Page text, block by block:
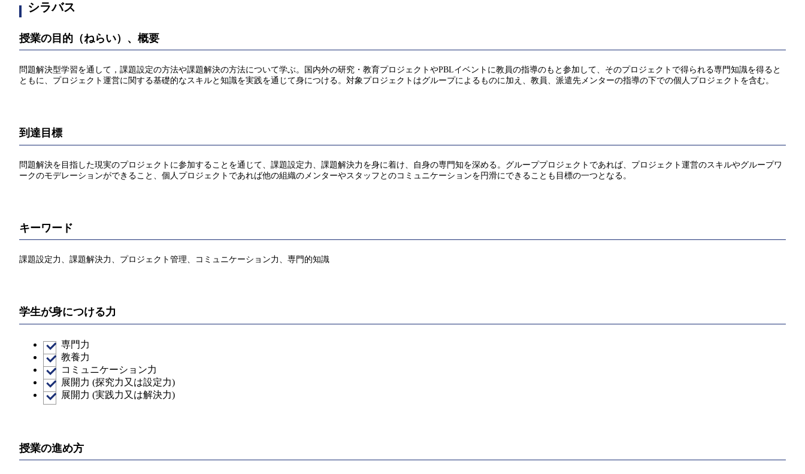
シラバス
授業の目的（ねらい）、概要
問題解決型学習を通して，課題設定の⽅法や課題解決の⽅法について学ぶ。国内外の研究・教育プロジェクトやPBLイベントに教員の指導のもと参加して、そのプロジェクトで得られる専⾨知識を得ると
ともに、プロジェクト運営に関する基礎的なスキルと知識を実践を通じて⾝につける。対象プロジェクトはグループによるものに加え、教員、派遣先メンターの指導の下での個⼈プロジェクトを含む。
到達目標
問題解決を⽬指した現実のプロジェクトに参加することを通じて、課題設定⼒、課題解決⼒を⾝に着け、⾃⾝の専⾨知を深める。グループプロジェクトであれば、プロジェクト運営のスキルやグループワ
ークのモデレーションができること、個⼈プロジェクトであれば他の組織のメンターやスタッフとのコミュニケーションを円滑にできることも⽬標の⼀つとなる。
キーワード
課題設定⼒、課題解決⼒、プロジェクト管理、コミュニケーション⼒、専⾨的知識
学生が身につける力
専門力
教養力
コミュニケーション力
展開力 (探究力又は設定力)
展開力 (実践力又は解決力)
授業の進め方